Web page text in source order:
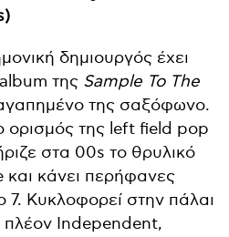
δημιουργός έχει
της Sample To The
της σαξόφωνο.
ορισμός της left field pop
στα 00s το θρυλικό
κάνει περήφανες
7. Κυκλοφορεί στην πάλαι
Independent,